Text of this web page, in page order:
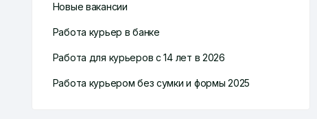
Новые вакансии
Работа курьер в банке
Работа для курьеров с 14 лет в 2026
Работа курьером без сумки и формы 2025